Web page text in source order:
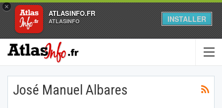
×
ATLASINFO.FR
ATLASINFO INSTALLER
José Manuel Albares